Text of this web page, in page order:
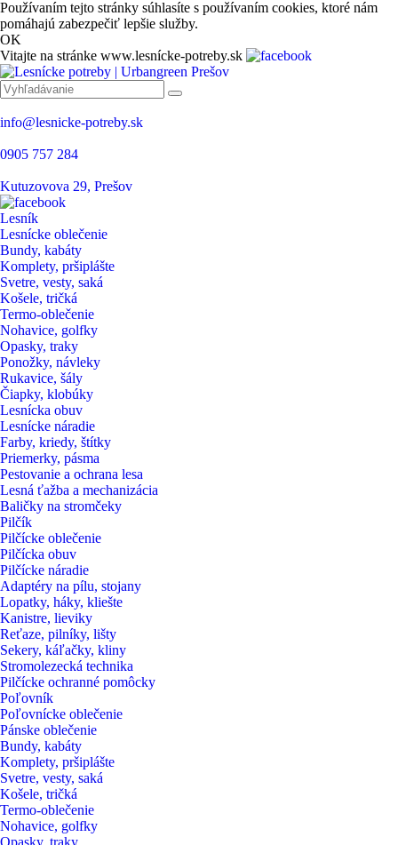
Používaním tejto stránky súhlasíte s používaním cookies, ktoré nám
pomáhajú zabezpečiť lepšie služby.
OK
Vitajte na stránke www.lesnícke-potreby.sk
info@lesnicke-potreby.sk
0905 757 284
Kutuzovova 29, Prešov
Lesník
Lesnícke oblečenie
Bundy, kabáty
Komplety, pršiplášte
Svetre, vesty, saká
Košele, tričká
Termo-oblečenie
Nohavice, golfky
Opasky, traky
Ponožky, návleky
Rukavice, šály
Čiapky, klobúky
Lesnícka obuv
Lesnícke náradie
Farby, kriedy, štítky
Priemerky, pásma
Pestovanie a ochrana lesa
Lesná ťažba a mechanizácia
Baličky na stromčeky
Pilčík
Pilčícke oblečenie
Pilčícka obuv
Pilčícke náradie
Adaptéry na pílu, stojany
Lopatky, háky, kliešte
Kanistre, lieviky
Reťaze, pilníky, lišty
Sekery, káľačky, kliny
Stromolezecká technika
Pilčícke ochranné pomôcky
Poľovník
Poľovnícke oblečenie
Pánske oblečenie
Bundy, kabáty
Komplety, pršiplášte
Svetre, vesty, saká
Košele, tričká
Termo-oblečenie
Nohavice, golfky
Opasky, traky